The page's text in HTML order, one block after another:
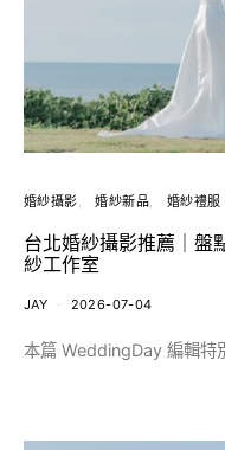
婚紗攝影 婚紗新品 婚紗禮服
台北婚紗攝影推薦｜盤
紗工作室
JAY 2026-07-04
本篇 WeddingDay 編輯特